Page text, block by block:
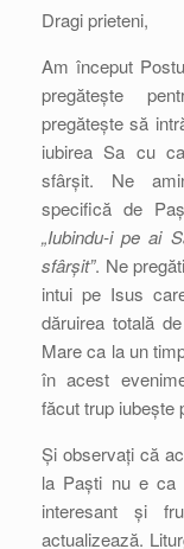
Dragi prieteni,
Am început
pregătește
pregătește să
iubirea Sa cu
sfârșit. Ne
specifică de
„Iubindu-i pe ai
sfârșit”. Ne
intui pe Isus
dăruirea totală
Mare ca la un
în acest
făcut trup iubește
Și observați că
la Paști nu e ca
interesant și
actualizează.